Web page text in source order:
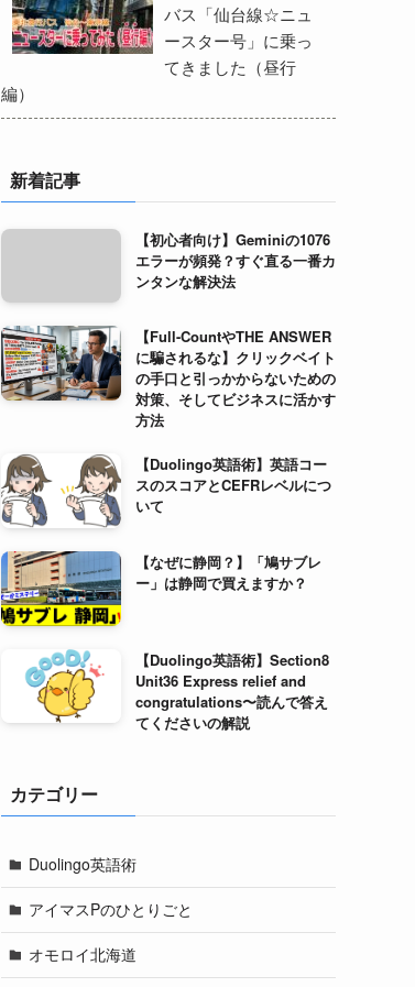
バス「仙台線☆ニュ
ースター号」に乗っ
てきました（昼行
編）
新着記事
【初心者向け】Geminiの1076
エラーが頻発？すぐ直る一番カ
ンタンな解決法
【Full-CountやTHE ANSWER
に騙されるな】クリックベイト
の手口と引っかからないための
対策、そしてビジネスに活かす
方法
【Duolingo英語術】英語コー
スのスコアとCEFRレベルにつ
いて
【なぜに静岡？】「鳩サブレ
ー」は静岡で買えますか？
【Duolingo英語術】Section8
Unit36 Express relief and
congratulations〜読んで答え
てくださいの解説
カテゴリー
Duolingo英語術
アイマスPのひとりごと
オモロイ北海道